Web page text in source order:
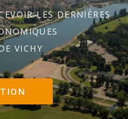
LES DERNIÈRES
VICHY